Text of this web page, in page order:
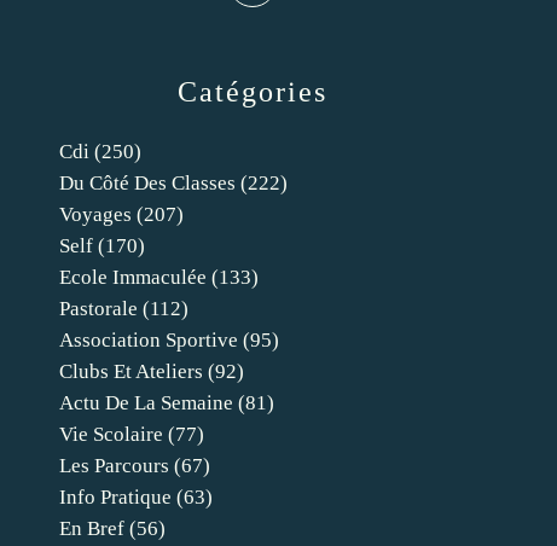
Catégories
Cdi (250)
Du Côté Des Classes (222)
Voyages (207)
Self (170)
Ecole Immaculée (133)
Pastorale (112)
Association Sportive (95)
Clubs Et Ateliers (92)
Actu De La Semaine (81)
Vie Scolaire (77)
Les Parcours (67)
Info Pratique (63)
En Bref (56)